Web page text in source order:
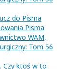
do Pisma
Pisma
WAM,
Tom 56
Czy ktoś w to